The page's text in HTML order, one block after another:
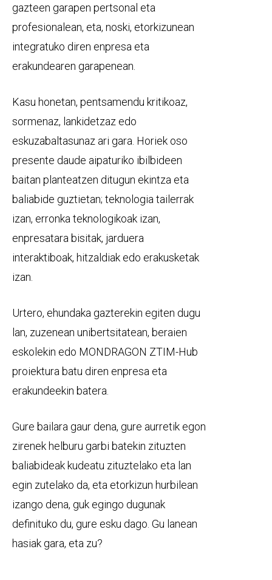
gazteen garapen pertsonal eta
profesionalean, eta, noski, etorkizunean
integratuko diren enpresa eta
erakundearen garapenean.
Kasu honetan, pentsamendu kritikoaz,
sormenaz, lankidetzaz edo
eskuzabaltasunaz ari gara. Horiek oso
presente daude aipaturiko ibilbideen
baitan planteatzen ditugun ekintza eta
baliabide guztietan; teknologia tailerrak
izan, erronka teknologikoak izan,
enpresatara bisitak, jarduera
interaktiboak, hitzaldiak edo erakusketak
izan.
Urtero, ehundaka gazterekin egiten dugu
lan, zuzenean unibertsitatean, beraien
eskolekin edo MONDRAGON ZTIM-Hub
proiektura batu diren enpresa eta
erakundeekin batera.
Gure bailara gaur dena, gure aurretik egon
zirenek helburu garbi batekin zituzten
baliabideak kudeatu zituztelako eta lan
egin zutelako da, eta etorkizun hurbilean
izango dena, guk egingo dugunak
definituko du, gure esku dago. Gu lanean
hasiak gara, eta zu?